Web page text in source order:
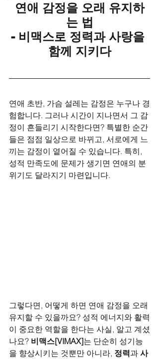
연애 감정을 오래 유지하
는 법
- 비맥스로 정력과 사랑을
함께 지키다
연애 초반, 가슴 설레는 감정은 누구나 경
험합니다. 그러나 시간이 지나면서 그 감
정이 흔들리기 시작한다면? 특별한 순간
들은 점점 일상으로 바뀌고, 서로에게 느
끼는 감정이 옅어질 수 있습니다. 특히,
성적 만족도에 문제가 생기면 연애의 분
위기도 달라지기 마련입니다.
그렇다면, 어떻게 하면 연애 감정을 오래
유지할 수 있을까요? 성적 에너지와 활력
이 중요한 역할을 한다는 사실, 알고 계셨
나요? 비맥스[VIMAX]는 단순히 성기능
을 향상시키는 것뿐만 아니라, 정력과 사